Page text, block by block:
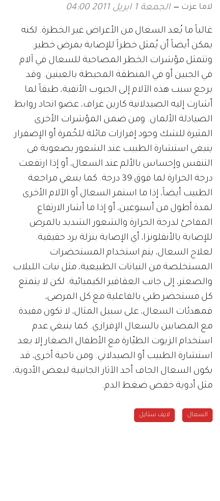
لاما عزت الجمعة 1 ابريل 2011 04:00
غالباً ما يُعد السعال من الأعراض غير الخطرة. لكنه
يمكن أيضاً أن يُمثل خطراً للإصابة بمرض خطير.
وتتمثل مؤشرات الخطر المصاحبة للسعال في آلام
في الجبين أو في المنطقة المحيطة بالعينين. وقد
يرجع سبب هذه الآلام إلى الجيوب الأنفية، طبقاً لما
أشارت إليه الصيدلانية كارين غراف، عضو اتحاد روابط
الصيادلة الألمان. ومن ضمن المؤشرات الأخرى
المثيرة للشك وجود إفرازات مائلة للحُمرة أو الإصفرار.
ينبغي استشارة الطبيب عند الشعور بصعوبة فى
التنفس وإحساس بالألم عند السعال، أو إذا ارتفعت
درجة الحرارة لما فوق 39 درجة. كما ينبغي مراجعة
الطبيب أيضاً، إذا ما استمر السعال أو الآلام الأخرى
لمدة أطول من أسبوعين، أو إذا ما أشار الارتفاع
المفاجئ لدرجة الحرارة والشعور الشديد بالمرض
للإصابة بالأنفلونزا، أي الإصابة بنزلة برد حقيقية.
لعلاج السعال، يتم استخدام المستحضرات
المستخلصة من النباتات الطبيعية، مثل نبات اللبلاب
والصعتر، إلى جانب العقاقير الكيميائية. لكن لا يتمتع
كل مستحضر طبي بالفاعلية مع كل المرضى،
فمهدئات السعال، على سبيل المثال، لا تكون مفيدة
مع المصابين بالسعال الإفرازي. كما ينبغي عدم
استخدام الزيوت الطيّارة مع الأطفال الصغار إلا بعد
استشارة الطبيب أو الصيدلاني. ومن ناحية أخرى، قد
يكون السعال الجاف أحد الآثار الجانبية لبعض الأدوية،
مثل أدوية خفض ضغط الدم.
السعال لايف ستايل